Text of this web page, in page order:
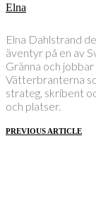
Elna
Elna Dahlstrand
äventyr på en av
Gränna och
Vätterbranterna
strateg, skribent
och platser.
PREVIOUS ARTICLE